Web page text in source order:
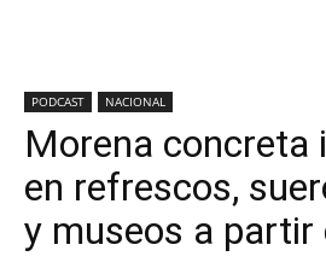
PODCAST NACIONAL
Morena concreta
en refrescos,
y museos a partir